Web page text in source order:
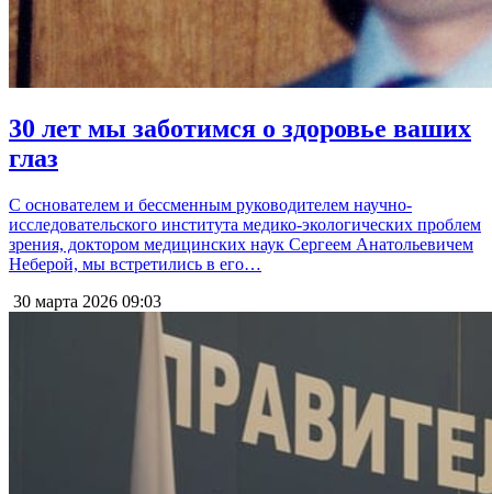
30 лет мы заботимся о здоровье ваших
глаз
С основателем и бессменным руководителем научно-
исследовательского института медико-экологических проблем
зрения, доктором медицинских наук Сергеем Анатольевичем
Неберой, мы встретились в его…
30 марта 2026 09:03